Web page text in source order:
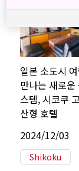
일본 소도시
만나는 새로운
스템, 시코쿠
산형 호텔
2024/12/03
Shikoku